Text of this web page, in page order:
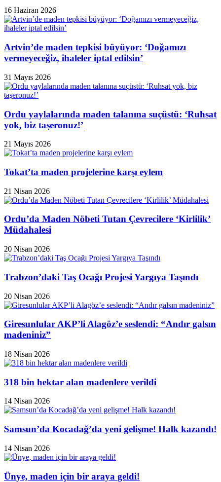
16 Haziran 2026
Artvin’de maden tepkisi büyüyor: ‘Doğamızı
vermeyeceğiz, ihaleler iptal edilsin’
31 Mayıs 2026
Ordu yaylalarında maden talanına suçüstü: ‘Ruhsat
yok, biz taşeronuz!’
21 Mayıs 2026
Tokat’ta maden projelerine karşı eylem
21 Nisan 2026
Ordu’da Maden Nöbeti Tutan Çevrecilere ‘Kirlilik’
Müdahalesi
20 Nisan 2026
Trabzon’daki Taş Ocağı Projesi Yargıya Taşındı
20 Nisan 2026
Giresunlular AKP’li Alagöz’e seslendi: “Andır galsın
madeniniz”
18 Nisan 2026
318 bin hektar alan madenlere verildi
14 Nisan 2026
Samsun’da Kocadağ’da yeni gelişme! Halk kazandı!
14 Nisan 2026
Ünye, maden için bir araya geldi!